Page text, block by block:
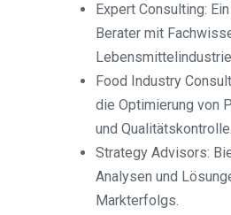
Expert Consulting:
Berater mit
Food Industry
die Optimierung von
und Qualitätskontrolle.
Strategy Advisors:
Analysen und
Markterfolgs.